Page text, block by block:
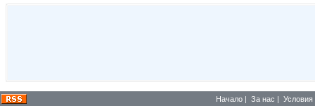
Начало | За нас | Условия